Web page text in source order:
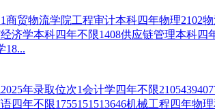
贸物流学院工程审计本科四年物理2102
济学本科四年不限1408供应链管理本科
18...
年录取位次1会计学四年不限
四年不限1755151513646机械工程四年